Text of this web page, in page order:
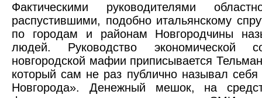
Фактическими руководителями
распустившими, подобно итальянскому
по городам и районам Новгородчины
людей. Руководство экономической
новгородской мафии приписывается
который сам не раз публично называл себя
Новгорода». Денежный мешок, на